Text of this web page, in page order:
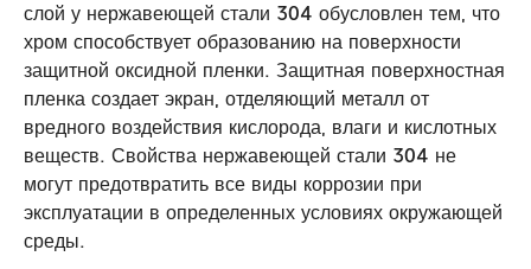
слой у нержавеющей стали 304 обусловлен тем, что
хром способствует образованию на поверхности
защитной оксидной пленки. Защитная поверхностная
пленка создает экран, отделяющий металл от
вредного воздействия кислорода, влаги и кислотных
веществ. Свойства нержавеющей стали 304 не
могут предотвратить все виды коррозии при
эксплуатации в определенных условиях окружающей
среды.